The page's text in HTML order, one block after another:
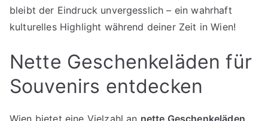
bleibt der Eindruck unvergesslich – ein wahrhaft
kulturelles Highlight während deiner Zeit in Wien!
Nette Geschenkeläden für
Souvenirs entdecken